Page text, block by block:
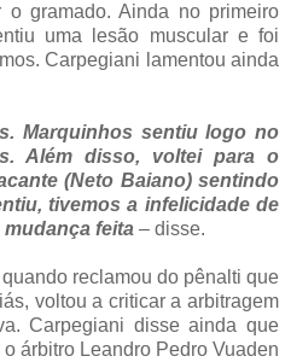
o gramado. Ainda no primeiro
uma lesão muscular e foi
Carpegiani lamentou ainda
Marquinhos sentiu logo no
Além disso, voltei para o
(Neto Baiano) sentindo
tivemos a infelicidade de
feita – disse.
reclamou do pênalti que
voltou a criticar a arbitragem
Carpegiani disse ainda que
árbitro Leandro Pedro Vuaden